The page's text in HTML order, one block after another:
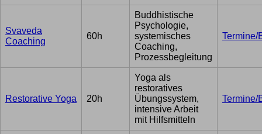
Svaveda
Coaching
60h
Buddhistische
Psychologie,
systemisches
Coaching,
Prozessbegleitung
Termine/
Restorative Yoga 20h
Yoga als
restoratives
Übungssystem,
intensive Arbeit
mit Hilfsmitteln
Termine/